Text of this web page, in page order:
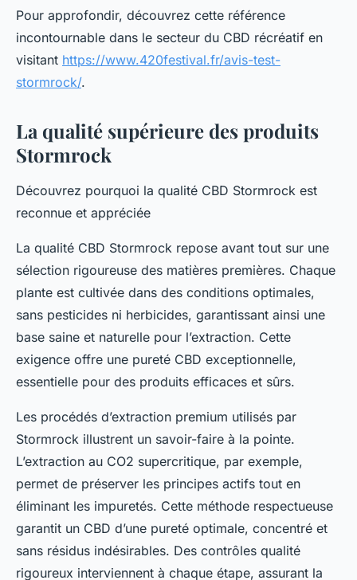
Pour approfondir, découvrez cette référence
incontournable dans le secteur du CBD récréatif en
visitant https://www.420festival.fr/avis-test-
stormrock/.
La qualité supérieure des produits
Stormrock
Découvrez pourquoi la qualité CBD Stormrock est
reconnue et appréciée
La qualité CBD Stormrock repose avant tout sur une
sélection rigoureuse des matières premières. Chaque
plante est cultivée dans des conditions optimales,
sans pesticides ni herbicides, garantissant ainsi une
base saine et naturelle pour l’extraction. Cette
exigence offre une pureté CBD exceptionnelle,
essentielle pour des produits efficaces et sûrs.
Les procédés d’extraction premium utilisés par
Stormrock illustrent un savoir-faire à la pointe.
L’extraction au CO2 supercritique, par exemple,
permet de préserver les principes actifs tout en
éliminant les impuretés. Cette méthode respectueuse
garantit un CBD d’une pureté optimale, concentré et
sans résidus indésirables. Des contrôles qualité
rigoureux interviennent à chaque étape, assurant la